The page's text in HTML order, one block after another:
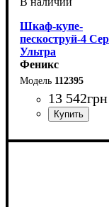
Шкаф-купе-
пескоструй-4
Ультра
Феникс
112395
13 542грн